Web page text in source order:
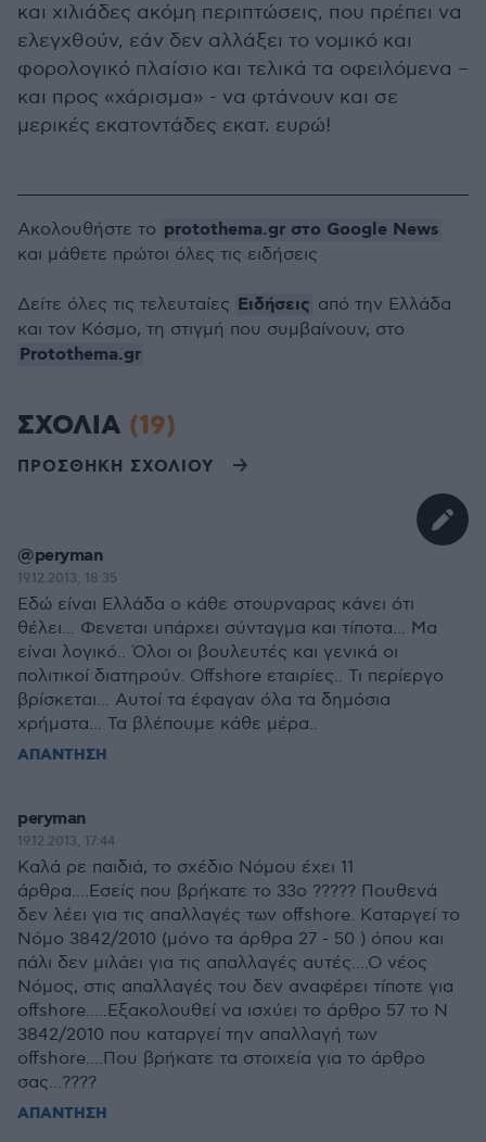
και χιλιάδες ακόμη περιπτώσεις, που πρέπει να
ελεγχθούν, εάν δεν αλλάξει το νομικό και
φορολογικό πλαίσιο και τελικά τα οφειλόμενα –
και προς «χάρισμα» - να φτάνουν και σε
μερικές εκατοντάδες εκατ. ευρώ!
Ακολουθήστε το protothema.gr στο Google News
και μάθετε πρώτοι όλες τις ειδήσεις
Δείτε όλες τις τελευταίες Ειδήσεις από την Ελλάδα
και τον Κόσμο, τη στιγμή που συμβαίνουν, στο
Protothema.gr
ΣΧΟΛΙΑ (19)
ΠΡΟΣΘΗΚΗ ΣΧΟΛΙΟΥ
@peryman
19.12.2013, 18:35
Εδώ είναι Ελλάδα ο κάθε στουρναρας κάνει ότι
θέλει... Φενεται υπάρχει σύνταγμα και τίποτα... Μα
είναι λογικό.. Όλοι οι βουλευτές και γενικά οι
πολιτικοί διατηρούν. Offshore εταιρίες.. Τι περίεργο
βρίσκεται... Αυτοί τα έφαγαν όλα τα δημόσια
χρήματα... Τα βλέπουμε κάθε μέρα..
ΑΠΑΝΤΗΣΗ
peryman
19.12.2013, 17:44
Καλά ρε παιδιά, το σχέδιο Νόμου έχει 11
άρθρα....Εσείς που βρήκατε το 33ο ????? Πουθενά
δεν λέει για τις απαλλαγές των offshore. Καταργεί το
Νόμο 3842/2010 (μόνο τα άρθρα 27 - 50 ) όπου και
πάλι δεν μιλάει για τις απαλλαγές αυτές....Ο νέος
Νόμος, στις απαλλαγές του δεν αναφέρει τίποτε για
offshore.....Εξακολουθεί να ισχύει το άρθρο 57 το Ν
3842/2010 που καταργεί την απαλλαγή των
offshore....Που βρήκατε τα στοιχεία για το άρθρο
σας...????
ΑΠΑΝΤΗΣΗ